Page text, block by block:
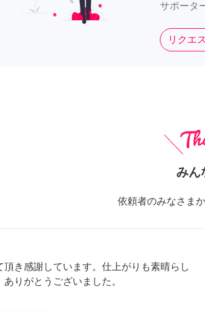
サポータ
リクエ
みん
依頼者のみなさま
頂き感謝しています。仕上がりも素晴らし
りがとうございました。